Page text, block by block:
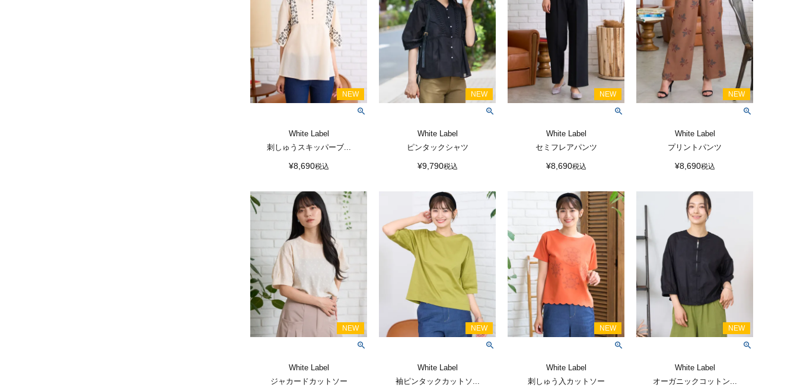
White Label
刺しゅうスキッパーブ...
¥8,690税込
White Label
ピンタックシャツ
¥9,790税込
White Label
セミフレアパンツ
¥8,690税込
White Label
プリントパンツ
¥8,690税込
White Label
ジャカードカットソー
White Label
袖ピンタックカットソ...
White Label
刺しゅう入カットソー
White Label
オーガニックコットン...